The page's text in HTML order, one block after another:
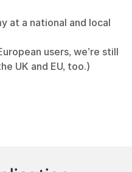
at a national and local
users, we’re still
UK and EU, too.)